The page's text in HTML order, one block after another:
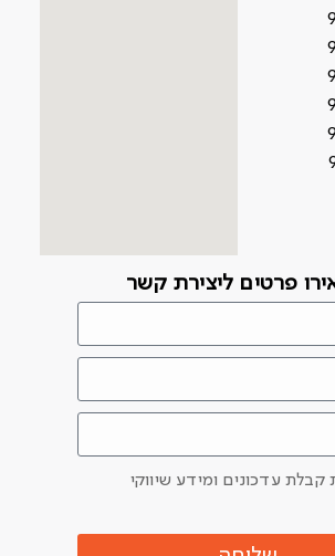
פרטים ליצירת קשר
עדכונים ומידע שיווקי